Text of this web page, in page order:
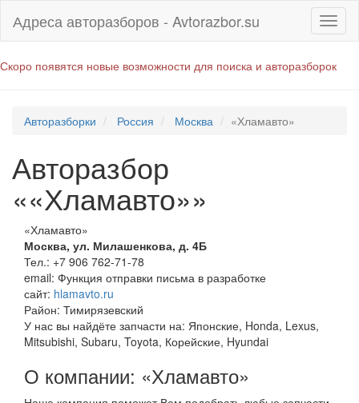
Адреса авторазборов - Avtorazbor.su
Скоро появятся новые возможности для поиска и авторазборок
Авторазборки Россия Москва «Хламавто»
Авторазбор
««Хламавто»»
«Хламавто»
Москва, ул. Милашенкова, д. 4Б
Тел.: +7 906 762-71-78
email: Функция отправки письма в разработке
сайт: hlamavto.ru
Район: Тимирязевский
У нас вы найдёте запчасти на: Японские, Honda, Lexus,
Mitsubishi, Subaru, Toyota, Корейские, Hyundai
О компании: «Хламавто»